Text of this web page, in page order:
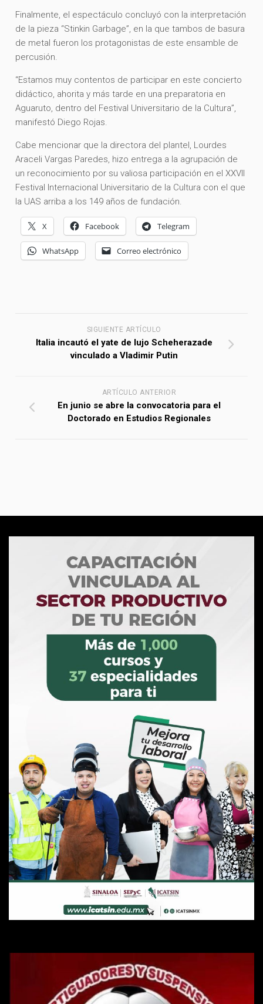
Finalmente, el espectáculo concluyó con la interpretación
de la pieza “Stinkin Garbage”, en la que tambos de basura
de metal fueron los protagonistas de este ensamble de
percusión.
“Estamos muy contentos de participar en este concierto
didáctico, ahorita y más tarde en una preparatoria en
Aguaruto, dentro del Festival Universitario de la Cultura”,
manifestó Diego Rojas.
Cabe mencionar que la directora del plantel, Lourdes
Araceli Vargas Paredes, hizo entrega a la agrupación de
un reconocimiento por su valiosa participación en el XXVII
Festival Internacional Universitario de la Cultura con el que
la UAS arriba a los 149 años de fundación.
X Facebook Telegram
WhatsApp Correo electrónico
SIGUIENTE ARTÍCULO
Italia incautó el yate de lujo Scheherazade
vinculado a Vladimir Putin
ARTÍCULO ANTERIOR
En junio se abre la convocatoria para el
Doctorado en Estudios Regionales